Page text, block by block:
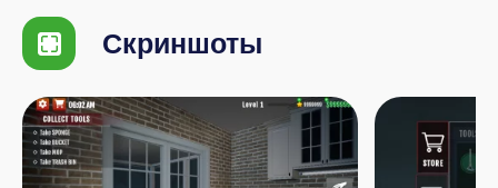
Скриншоты